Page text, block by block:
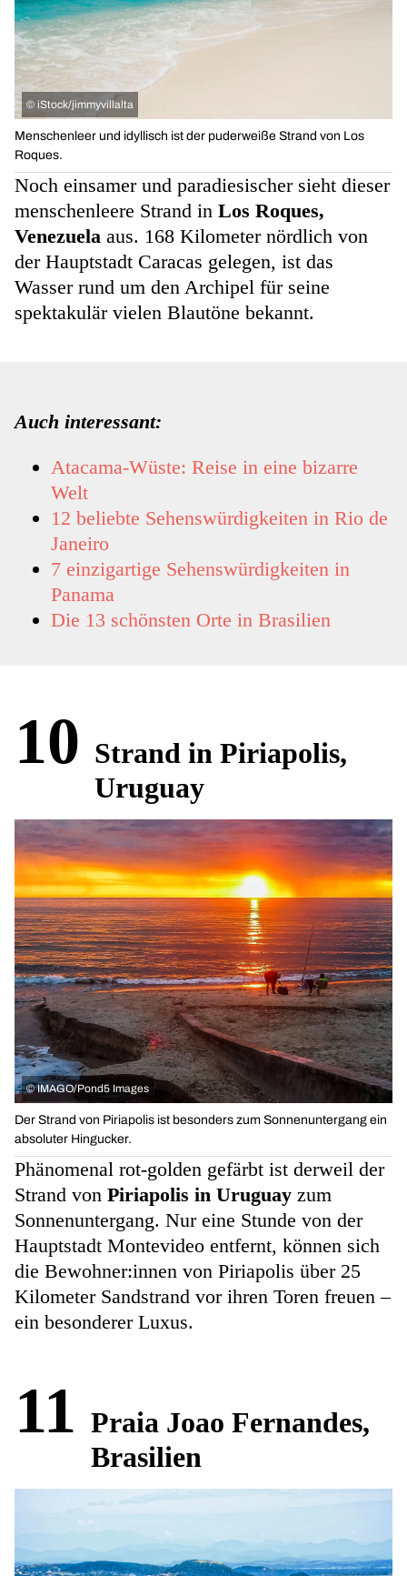
© iStock/jimmyvillalta
Menschenleer und idyllisch ist der puderweiße Strand von Los
Roques.
Noch einsamer und paradiesischer sieht dieser
menschenleere Strand in Los Roques,
Venezuela aus. 168 Kilometer nördlich von
der Hauptstadt Caracas gelegen, ist das
Wasser rund um den Archipel für seine
spektakulär vielen Blautöne bekannt.
Auch interessant:
Atacama-Wüste: Reise in eine bizarre
Welt
12 beliebte Sehenswürdigkeiten in Rio de
Janeiro
7 einzigartige Sehenswürdigkeiten in
Panama
Die 13 schönsten Orte in Brasilien
10 Strand in Piriapolis,
Uruguay
© IMAGO/Pond5 Images
Der Strand von Piriapolis ist besonders zum Sonnenuntergang ein
absoluter Hingucker.
Phänomenal rot-golden gefärbt ist derweil der
Strand von Piriapolis in Uruguay zum
Sonnenuntergang. Nur eine Stunde von der
Hauptstadt Montevideo entfernt, können sich
die Bewohner:innen von Piriapolis über 25
Kilometer Sandstrand vor ihren Toren freuen –
ein besonderer Luxus.
11 Praia Joao Fernandes,
Brasilien